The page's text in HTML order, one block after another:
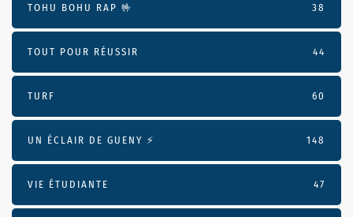
TOHU BOHU RAP 🤟 38
TOUT POUR RÉUSSIR 44
TURF 60
UN ÉCLAIR DE GUENY ⚡️ 148
VIE ÉTUDIANTE 47